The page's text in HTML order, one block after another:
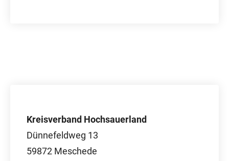
Kreisverband Hochsauerland
Dünnefeldweg 13
59872 Meschede